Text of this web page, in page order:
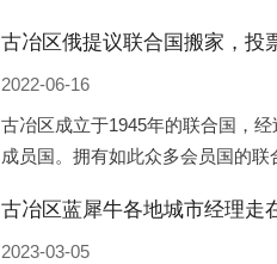
是位于伦敦的肯辛顿宫，一处
古冶区俄提议联合国搬家，投
2022-06-16
古冶区成立于1945年的联合国，
成员国。拥有如此众多会员国的
以美国为首的西方国家
古冶区蓝犀牛各地城市经理走
2023-03-05